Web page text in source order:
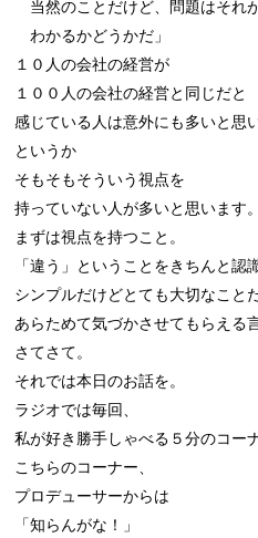
当然のことだけど、問題はそれ
わかるかどうかだ」
１０人の会社の経営が
１００人の会社の経営と同じだと
感じている人は意外にも多いと思
というか
そもそもそういう視点を
持っていない人が多いと思います。
まずは視点を持つこと。
「違う」ということをきちんと認
シンプルだけどとても大切なこと
あらためて気づかさせてもらえる
さてさて。
それでは本日のお話を。
ラジオでは毎回、
私が好き勝手しゃべる５分のコー
こちらのコーナー、
プロデューサーからは
「知らんがな！」